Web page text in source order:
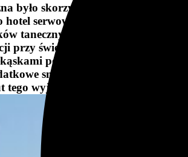
było skorzystać z eleganckiego
serwował różne atrakcje w
tanecznych, uroczystej
przy świecach, gościł nas
po nartach oraz
smakołyki i desery. To na
tego wyjazdu.